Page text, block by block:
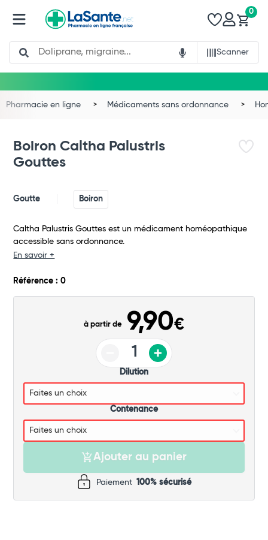
Search
Scanner
0
Total
Pharmacie en ligne Médicaments sans ordonnance
Boiron Caltha Palustris
Gouttes
Goutte Boiron
Caltha Palustris Gouttes est un médicament homéopathique
accessible sans ordonnance.
En savoir +
Référence : 0
à partir de 9,90€
Dilution
Contenance
Ajouter au panier
Paiement 100% sécurisé